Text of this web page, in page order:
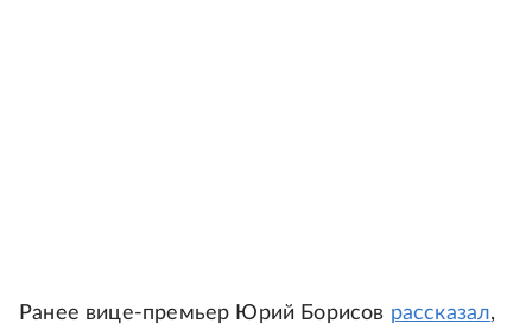
Ранее вице-премьер Юрий Борисов рассказал,